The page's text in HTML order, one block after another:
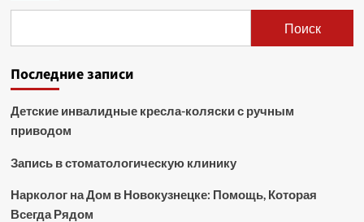
Поиск
Последние записи
Детские инвалидные кресла-коляски с ручным
приводом
Запись в стоматологическую клинику
Нарколог на Дом в Новокузнецке: Помощь, Которая
Всегда Рядом